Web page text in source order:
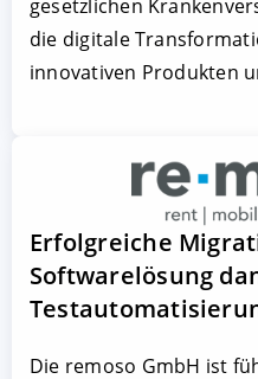
gesetzlichen
die digitale
innovativen Produkten
Erfolgreiche
Softwarelösung
Die remoso GmbH ist